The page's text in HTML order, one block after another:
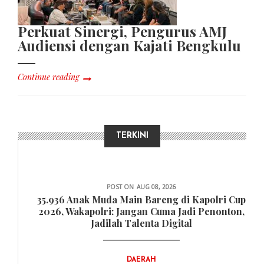
Perkuat Sinergi, Pengurus AMJ
Audiensi dengan Kajati Bengkulu
Continue reading
TERKINI
POST ON AUG 08, 2026
35.936 Anak Muda Main Bareng di Kapolri Cup
2026, Wakapolri: Jangan Cuma Jadi Penonton,
Jadilah Talenta Digital
DAERAH